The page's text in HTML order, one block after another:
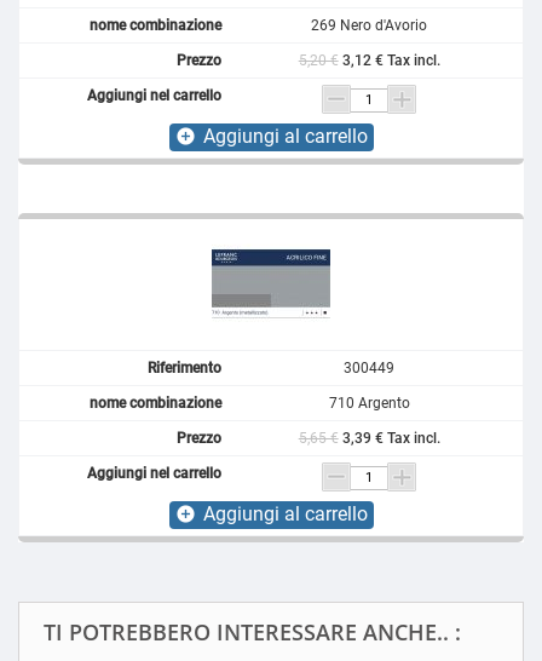
269 Nero d'Avorio
5,20 € 3,12 € Tax incl.
add_circle Aggiungi al carrello
300449
710 Argento
5,65 € 3,39 € Tax incl.
add_circle Aggiungi al carrello
TI POTREBBERO INTERESSARE ANCHE.. :